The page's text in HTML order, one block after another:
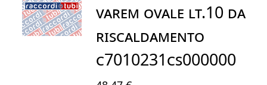
VAREM OVALE LT.10 DA
RISCALDAMENTO
C7010231CS000000